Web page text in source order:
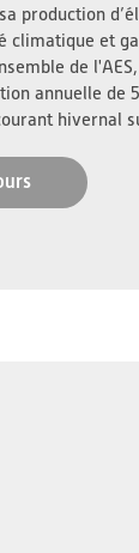
production
climatique et
de
annuelle de
hivernal